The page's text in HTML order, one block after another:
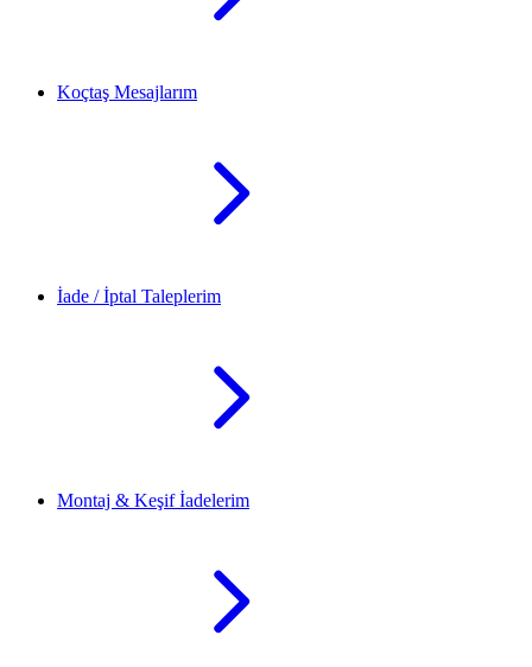
Koçtaş Mesajlarım
İade / İptal Taleplerim
Montaj & Keşif İadelerim